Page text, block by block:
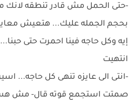
-حتى الحمل مش قادر تنطقه
بحجم الجمله عليك... هتعيش
إيه وكل حاجه فينا احمرت حتى
انتهيت
-انتى الى عايزه تنهى كل حاجه...
صمتت استجمع قوته قال- مش